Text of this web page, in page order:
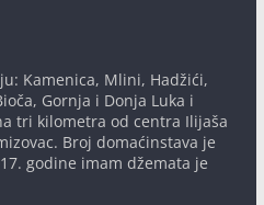
Kamenica, Mlini, Hadžići,
Gornja i Donja Luka i
tri kilometra od centra Ilijaša
Broj domaćinstava je
godine imam džemata je